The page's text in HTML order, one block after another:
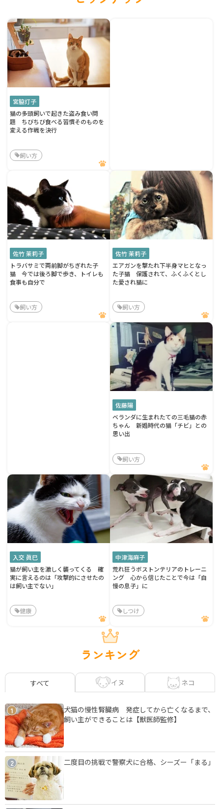
宮脇灯子
猫の多頭飼いで起きた盗み食い問
題 ちびちび食べる習慣そのものを
変える作戦を決行
飼い方
佐竹 茉莉子
トラバサミで両前脚がちぎれた子
猫 今では後ろ脚で歩き、トイレも
食事も自分で
飼い方
佐竹 茉莉子
エアガンを撃たれ下半身マヒとなっ
た子猫 保護されて、ふくふくとし
た愛され猫に
飼い方
佐藤陽
ベランダに生まれたての三毛猫の赤
ちゃん 新婚時代の猫「チビ」との
思い出
飼い方
入交 眞巳
猫が飼い主を激しく襲ってくる 確
実に言えるのは「攻撃的にさせたの
は飼い主でない」
健康
中津海麻子
荒れ狂うボストンテリアのトレーニ
ング 心から信じたことで今は「自
慢の息子」に
しつけ
ランキング
すべて イヌ ネコ
1
犬猫の慢性腎臓病 発症してから亡くなるまで、
飼い主ができることは【獣医師監修】
2 二度目の挑戦で警察犬に合格、シーズー「まる」